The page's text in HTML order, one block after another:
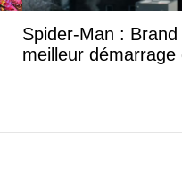
Spider-Man :
meilleur